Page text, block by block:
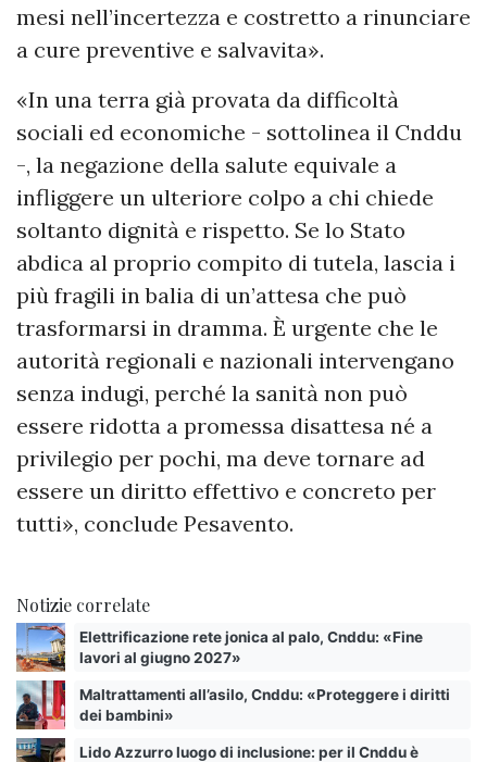
mesi nell’incertezza e costretto a rinunciare
a cure preventive e salvavita».
«In una terra già provata da difficoltà
sociali ed economiche - sottolinea il Cnddu
-, la negazione della salute equivale a
infliggere un ulteriore colpo a chi chiede
soltanto dignità e rispetto. Se lo Stato
abdica al proprio compito di tutela, lascia i
più fragili in balia di un’attesa che può
trasformarsi in dramma. È urgente che le
autorità regionali e nazionali intervengano
senza indugi, perché la sanità non può
essere ridotta a promessa disattesa né a
privilegio per pochi, ma deve tornare ad
essere un diritto effettivo e concreto per
tutti», conclude Pesavento.
Notizie correlate
Elettrificazione rete jonica al palo, Cnddu: «Fine
lavori al giugno 2027»
Maltrattamenti all’asilo, Cnddu: «Proteggere i diritti
dei bambini»
Lido Azzurro luogo di inclusione: per il Cnddu è